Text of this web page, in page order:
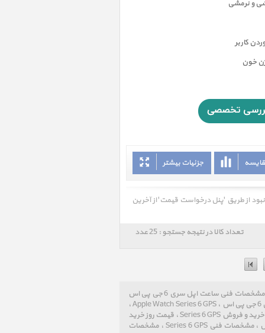
و نرمشی
کاربر
خون
جزئیات بیشتر
نبود از طریق 'پنل درخواست قیمت' از آخرین
تعداد کالا در نتیجه جستجو : 25 عدد
ساعت اپل سری 6 جی پی اس Apple Watch Series 6 GPS ، قیمت روز خرید و فروش و مشخصات فنی ساعت اپل سری 6 جی پی اس
Apple Watch Series 6 GPS ، صفحه دو ، پرشین اپل ، Persian Apple ، ساعت اپل سری 6 جی پی اس ، Apple Watch Series 6 GPS ،
قیمت روز خرید و فروش Apple Watch ، قیمت روز خرید و فروش ساعت اپل ، قیمت روز خرید و فروش Series 6 GPS ، قیمت روز خرید
و فروش سری 6 جی پی اس ، مشخصات فنی Apple Watch ، مشخصات فنی ساعت اپل ، مشخصات فنی Series 6 GPS ، مشخصات